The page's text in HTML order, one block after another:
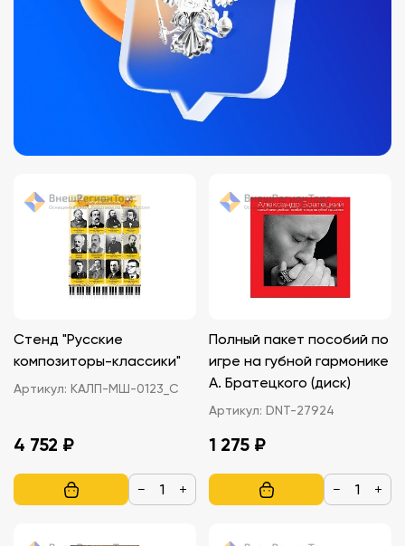
Стенд "Русские
композиторы-классики"
Артикул: КАЛП-МШ-0123_С
4 752 ₽
− +
Полный пакет пособий по
игре на губной гармонике
А. Братецкого (диск)
Артикул: DNT-27924
1 275 ₽
− +